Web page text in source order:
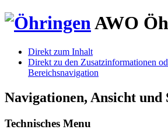
AWO
Direkt zum Inhalt
Direkt zu den Zusatzinformationen
Bereichsnavigation
Navigationen, Ansicht und
Technisches Menu